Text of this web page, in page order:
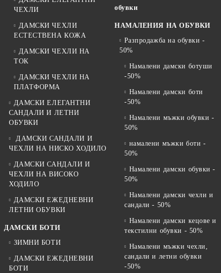
ЧЕХЛИ
ДАМСКИ ЧЕХЛИ
ЕСТЕСТВЕНА КОЖА
ДАМСКИ ЧЕХЛИ НА
ТОК
ДАМСКИ ЧЕХЛИ НА
ПЛАТФОРМА
ДАМСКИ ЕЛЕГАНТНИ
САНДАЛИ И ЛЕТНИ
ОБУВКИ
ДАМСКИ САНДАЛИ И
ЧЕХЛИ НА НИСКО ХОДИЛО
ДАМСКИ САНДАЛИ И
ЧЕХЛИ НА ВИСОКО
ХОДИЛО
ДАМСКИ ЕЖЕДНЕВНИ
ЛЕТНИ ОБУВКИ
ДАМСКИ БОТИ
ЗИМНИ БОТИ
ДАМСКИ ЕЖЕДНЕВНИ
БОТИ
обувки
НАМАЛЕНИЯ НА ОБУВКИ
Разпродажба на обувки -
50%
Намалени дамски ботуши
-50%
Намалени дамски боти
-50%
Намалени мъжки обувки -
50%
намалени мъжки боти -
50%
Намалени дамски обувки -
50%
Намалени дамски чехли и
сандали - 50%
Намалени дамски кецове и
текстилни обувки - 50%
Намалени мъжки чехли,
сандали и летни обувки
-50%